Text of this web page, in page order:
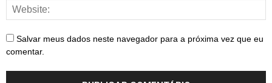
Salvar meus dados neste navegador para a próxima vez que eu
comentar.